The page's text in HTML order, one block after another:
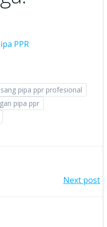
PPR
pipa ppr profesional
pipa ppr
Next post